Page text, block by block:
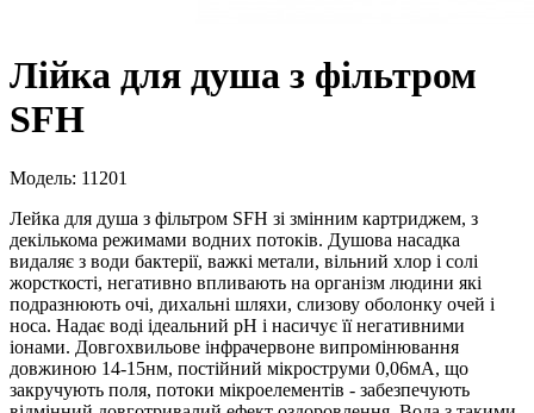
Лійка для душа з фільтром
SFH
Модель: 11201
Лейка для душа з фільтром SFH зі змінним картриджем, з
декількома режимами водних потоків. Душова насадка
видаляє з води бактерії, важкі метали, вільний хлор і солі
жорсткості, негативно впливають на організм людини які
подразнюють очі, дихальні шляхи, слизову оболонку очей і
носа. Надає воді ідеальний рН і насичує її негативними
іонами. Довгохвильове інфрачервоне випромінювання
довжиною 14-15нм, постійний мікроструми 0,06мА, що
закручують поля, потоки мікроелементів - забезпечують